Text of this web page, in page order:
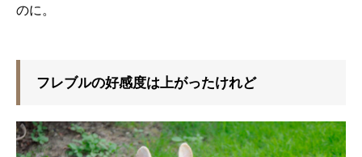
のに。
フレブルの好感度は上がったけれど